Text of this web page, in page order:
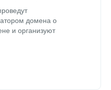
домена о
и организуют